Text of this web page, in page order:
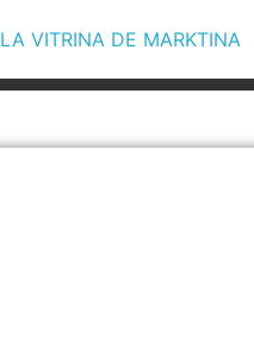
LA VITRINA DE MARKTINA